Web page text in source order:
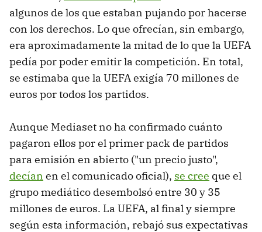
algunos de los que estaban pujando por hacerse
con los derechos. Lo que ofrecían, sin embargo,
era aproximadamente la mitad de lo que la UEFA
pedía por poder emitir la competición. En total,
se estimaba que la UEFA exigía 70 millones de
euros por todos los partidos.
Aunque Mediaset no ha confirmado cuánto
pagaron ellos por el primer pack de partidos
para emisión en abierto ("un precio justo",
decían en el comunicado oficial), se cree que el
grupo mediático desembolsó entre 30 y 35
millones de euros. La UEFA, al final y siempre
según esta información, rebajó sus expectativas